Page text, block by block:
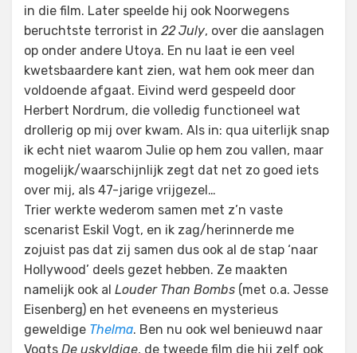
in die film. Later speelde hij ook Noorwegens
beruchtste terrorist in 22 July, over die aanslagen
op onder andere Utoya. En nu laat ie een veel
kwetsbaardere kant zien, wat hem ook meer dan
voldoende afgaat. Eivind werd gespeeld door
Herbert Nordrum, die volledig functioneel wat
drollerig op mij over kwam. Als in: qua uiterlijk snap
ik echt niet waarom Julie op hem zou vallen, maar
mogelijk/waarschijnlijk zegt dat net zo goed iets
over mij, als 47-jarige vrijgezel…
Trier werkte wederom samen met z’n vaste
scenarist Eskil Vogt, en ik zag/herinnerde me
zojuist pas dat zij samen dus ook al de stap ‘naar
Hollywood’ deels gezet hebben. Ze maakten
namelijk ook al Louder Than Bombs (met o.a. Jesse
Eisenberg) en het eveneens en mysterieus
geweldige Thelma. Ben nu ook wel benieuwd naar
Vogts De uskyldige, de tweede film die hij zelf ook